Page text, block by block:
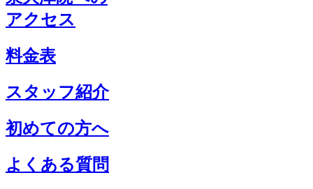
アクセス
料金表
スタッフ紹介
初めての方へ
よくある質問